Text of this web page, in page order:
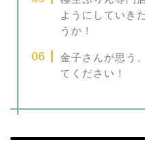
ようにしていき
うか！
金子さんが思う
てください！